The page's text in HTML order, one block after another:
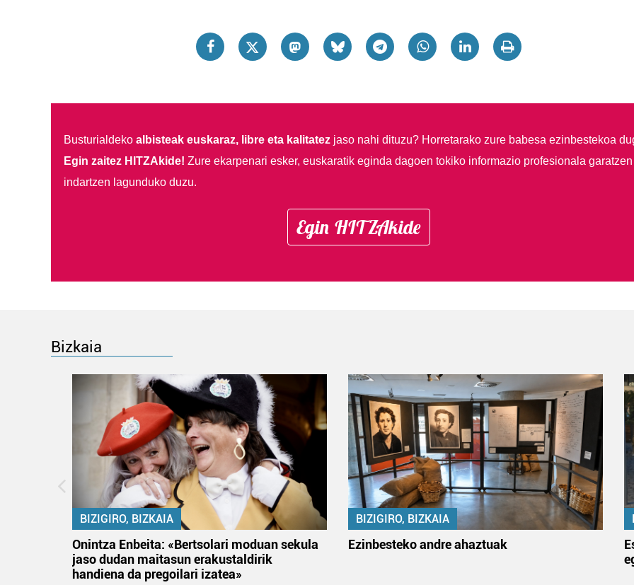
Busturialdeko albisteak euskaraz, libre eta kalitatezjaso nahi dituzu? Horretarako zure babesa ezinbestekoa
Egin zaitez HITZAkide! Zure ekarpenari esker, euskaratik eginda dagoen tokiko informazio profesionala garatzen
indartzen lagunduko duzu.
Egin HITZAkide
Bizkaia
BIZIGIRO, BIZKAIA
Onintza Enbeita: «Bertsolari moduan sekula
jaso dudan maitasun erakustaldirik
handiena da pregoilari izatea»
BIZIGIRO, BIZKAIA
Ezinbesteko andre ahaztuak